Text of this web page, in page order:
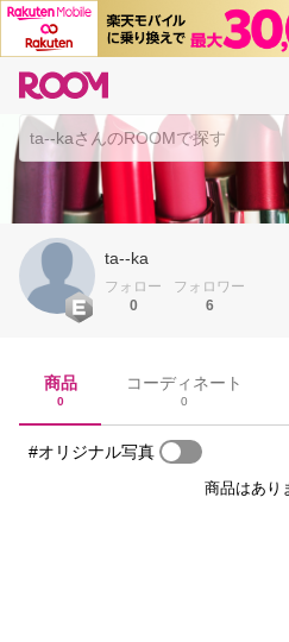
ta--ka
フォロー
0
フォロワー
6
商品
0
コーディネート
0
#オリジナル写真
商品はあり